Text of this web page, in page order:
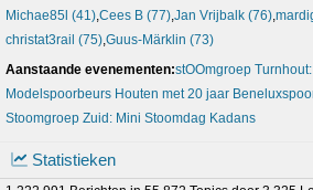
Michae85l (41),Cees B (77),Jan Vrijbalk (76),
christat3rail (75),Guus-Märklin (73)
Aanstaande evenementen:stOOmgroep
Modelspoorbeurs Houten met 20 jaar
Stoomgroep Zuid: Mini Stoomdag Kadans
Statistieken